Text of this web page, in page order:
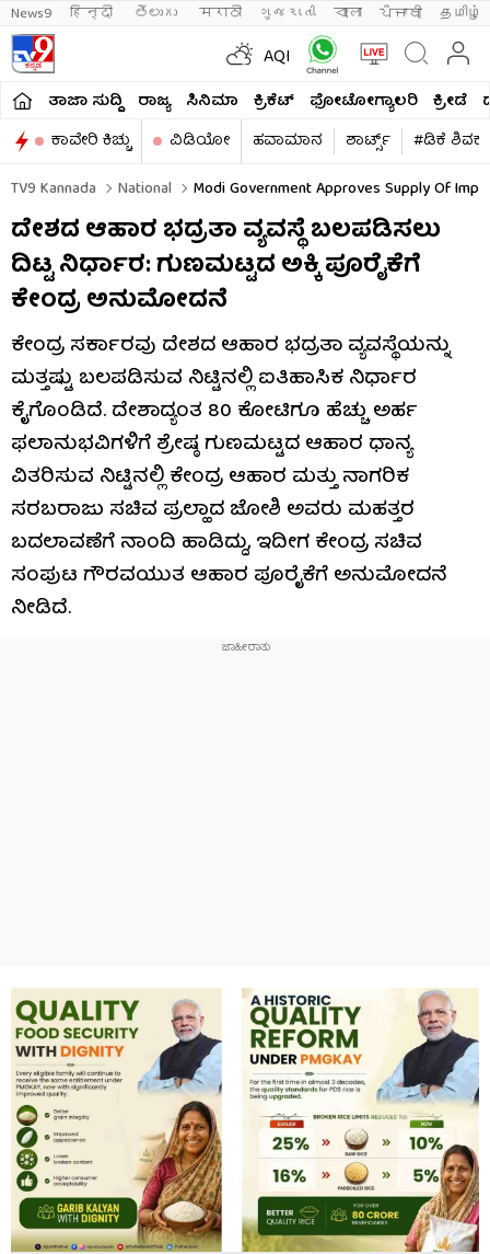
News9 हिन्दी తెలుగు मराठी ગુજરાતી বাংলা ਪੰਜਾਬੀ தமிழ்
AQI
ತಾಜಾ ಸುದ್ದಿ ರಾಜ್ಯ ಸಿನಿಮಾ ಕ್ರಿಕೆಟ್​ ಫೋಟೋಗ್ಯಾಲರಿ ಕ್ರೀಡೆ
ಕಾವೇರಿ ಕಿಚ್ಚು
ವಿಡಿಯೋ ಹವಾಮಾನ ಶಾರ್ಟ್ಸ್​
#ಡಿಕೆ
TV9 Kannada
National Modi Government Approves Supply Of
ದೇಶದ ಆಹಾರ ಭದ್ರತಾ ವ್ಯವಸ್ಥೆ ಬಲಪಡಿಸಲು
ದಿಟ್ಟ ನಿರ್ಧಾರ: ಗುಣಮಟ್ಟದ ಅಕ್ಕಿ ಪೂರೈಕೆಗೆ
ಕೇಂದ್ರ ಅನುಮೋದನೆ
ಕೇಂದ್ರ ಸರ್ಕಾರವು ದೇಶದ ಆಹಾರ ಭದ್ರತಾ ವ್ಯವಸ್ಥೆಯನ್ನು
ಮತ್ತಷ್ಟು ಬಲಪಡಿಸುವ ನಿಟ್ಟಿನಲ್ಲಿ ಐತಿಹಾಸಿಕ ನಿರ್ಧಾರ
ಕೈಗೊಂಡಿದೆ. ದೇಶಾದ್ಯಂತ 80 ಕೋಟಿಗೂ ಹೆಚ್ಚು ಅರ್ಹ
ಫಲಾನುಭವಿಗಳಿಗೆ ಶ್ರೇಷ್ಠ ಗುಣಮಟ್ಟದ ಆಹಾರ ಧಾನ್ಯ
ವಿತರಿಸುವ ನಿಟ್ಟಿನಲ್ಲಿ ಕೇಂದ್ರ ಆಹಾರ ಮತ್ತು ನಾಗರಿಕ
ಸರಬರಾಜು ಸಚಿವ ಪ್ರಲ್ಹಾದ ಜೋಶಿ ಅವರು ಮಹತ್ತರ
ಬದಲಾವಣೆಗೆ ನಾಂದಿ ಹಾಡಿದ್ದು, ಇದೀಗ ಕೇಂದ್ರ ಸಚಿವ
ಸಂಪುಟ ಗೌರವಯುತ ಆಹಾರ ಪೂರೈಕೆಗೆ ಅನುಮೋದನೆ
ನೀಡಿದೆ.